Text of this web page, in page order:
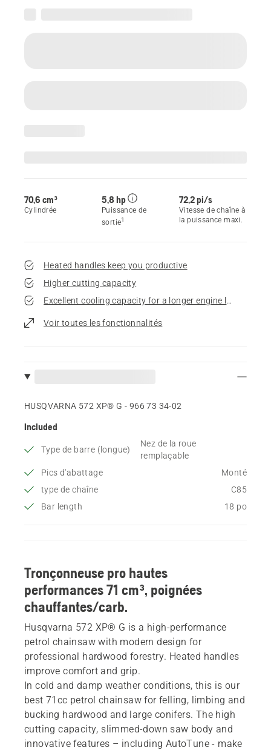
70,6 cm³
Cylindrée
5,8 hp
Puissance de
sortie1
72,2 pi/s
Vitesse de chaîne à
la puissance maxi.
Heated handles keep you productive
Higher cutting capacity
Excellent cooling capacity for a longer engine life
Voir toutes les fonctionnalités
HUSQVARNA 572 XP® G - 966 73 34‑02
Included
Type de barre (longue)
Nez de la roue
remplaçable
Pics d'abattage
Monté
type de chaîne
C85
Bar length
18 po
Tronçonneuse pro hautes
performances 71 cm³, poignées
chauffantes/carb.
Husqvarna 572 XP® G is a high-performance
petrol chainsaw with modern design for
professional hardwood forestry. Heated handles
improve comfort and grip.
In cold and damp weather conditions, this is our
best 71cc petrol chainsaw for felling, limbing and
bucking hardwood and large conifers. The high
cutting capacity, slimmed-down saw body and
innovative features – including AutoTune - make